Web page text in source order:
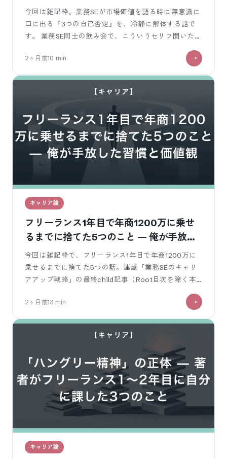
から」の解体
今回は雑記枠。業務SEが市場価値を語る時に無意識に
口に出る『3つの自己否定』を、冷静に解体する話で
す。 業務SE同士の飲み会で、こういうセリフ聞いたこ
2ヶ月前10 min
キャリア論
フリーランス1年目で年商1200万に乗せ
るまでに捨てた5つのこと — 俺が手放し
た習慣と価値観
今回は雑記枠で、フリーランス1年目で年商1200万に
乗せるまでに捨てた5つの話。連載「業務SEのキャリ
アアップ戦略」の最終child記事（Root目次を除く本
2ヶ月前13 min
キャリア論